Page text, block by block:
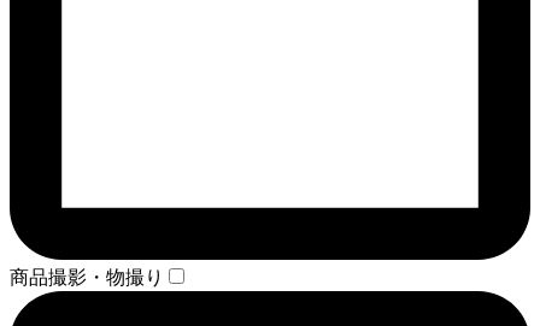
商品撮影・物撮り